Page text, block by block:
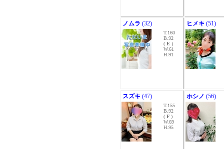
ノムラ (32)
T.160
B.92
( E )
W.61
H.91
ヒメキ (51)
スズキ (47)
T.155
B.92
( F )
W.69
H.95
ホシノ (56)